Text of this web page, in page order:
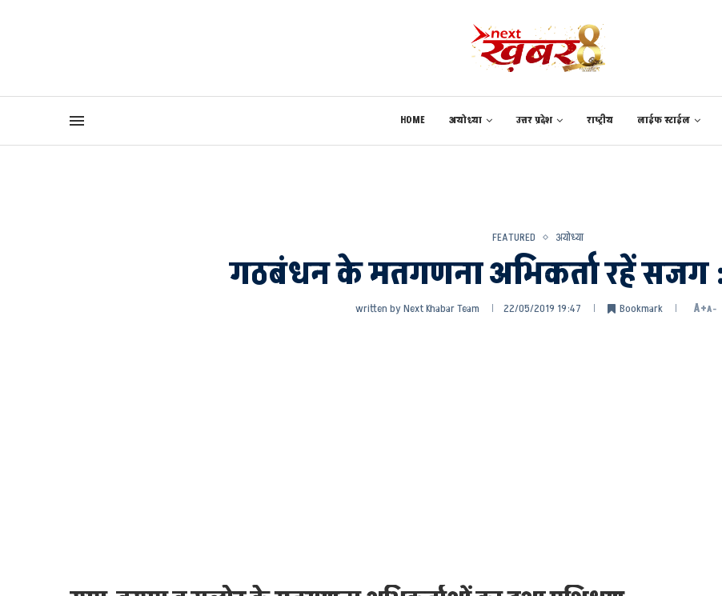
HOME अयोध्या उत्तर प्रदेश राष्ट्रीय लाईफ स्टाईल
FEATURED अयोध्या
गठबंधन के मतगणना अभिकर्ता रहें
written byNext Khabar Team 22/05/2019 19:47 Bookmark A+A-